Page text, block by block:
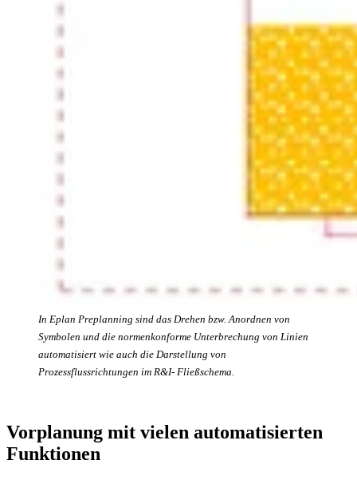
In Eplan Preplanning sind das Drehen bzw. Anordnen von
Symbolen und die normenkonforme Unterbrechung von Linien
automatisiert wie auch die Darstellung von
Prozessflussrichtungen im R&I- Fließschema.
Vorplanung mit vielen automatisierten
Funktionen